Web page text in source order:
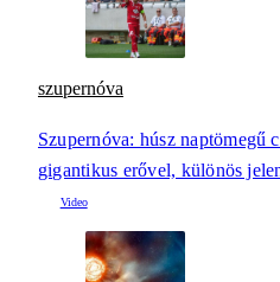
szupernóva
Szupernóva: húsz naptömegű
gigantikus erővel, különös